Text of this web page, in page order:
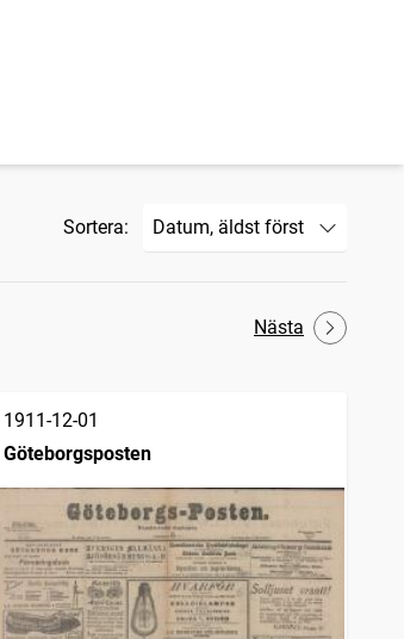
Sortera:
Nästa
1911-12-01
Göteborgsposten